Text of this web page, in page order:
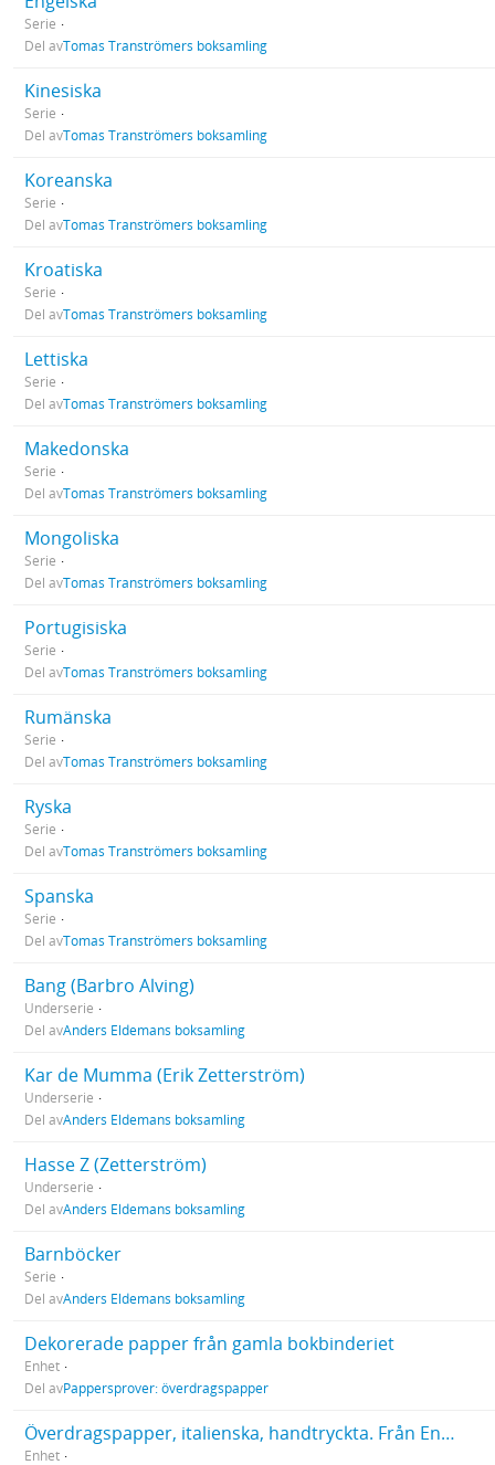
Serie
Del avTomas Tranströmers boksamling
Kinesiska
Serie
Del avTomas Tranströmers boksamling
Koreanska
Serie
Del avTomas Tranströmers boksamling
Kroatiska
Serie
Del avTomas Tranströmers boksamling
Lettiska
Serie
Del avTomas Tranströmers boksamling
Makedonska
Serie
Del avTomas Tranströmers boksamling
Mongoliska
Serie
Del avTomas Tranströmers boksamling
Portugisiska
Serie
Del avTomas Tranströmers boksamling
Rumänska
Serie
Del avTomas Tranströmers boksamling
Ryska
Serie
Del avTomas Tranströmers boksamling
Spanska
Serie
Del avTomas Tranströmers boksamling
Bang (Barbro Alving)
Underserie
Del avAnders Eldemans boksamling
Kar de Mumma (Erik Zetterström)
Underserie
Del avAnders Eldemans boksamling
Hasse Z (Zetterström)
Underserie
Del avAnders Eldemans boksamling
Barnböcker
Serie
Del avAnders Eldemans boksamling
Dekorerade papper från gamla bokbinderiet
Enhet
Del avPappersprover: överdragspapper
Överdragspapper, italienska, handtryckta. Från Enheten för bevarandes lager 2008
Enhet